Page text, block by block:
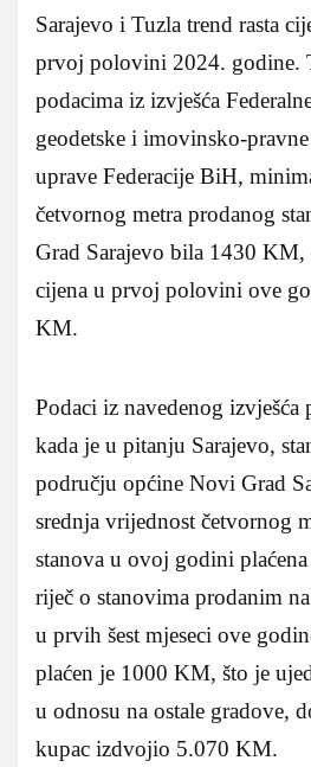
Sarajevo i Tuzla trend rasta
prvoj polovini 2024. godine.
podacima iz izvješća
geodetske i imovinsko-
uprave Federacije BiH,
četvornog metra prodanog
Grad Sarajevo bila 1430 KM,
cijena u prvoj polovini ove
KM.
Podaci iz navedenog izvješća
kada je u pitanju Sarajevo,
području općine Novi Grad
srednja vrijednost četvornog
stanova u ovoj godini
riječ o stanovima prodanim
u prvih šest mjeseci ove
plaćen je 1000 KM, što je
u odnosu na ostale gradove,
kupac izdvojio 5.070 KM.